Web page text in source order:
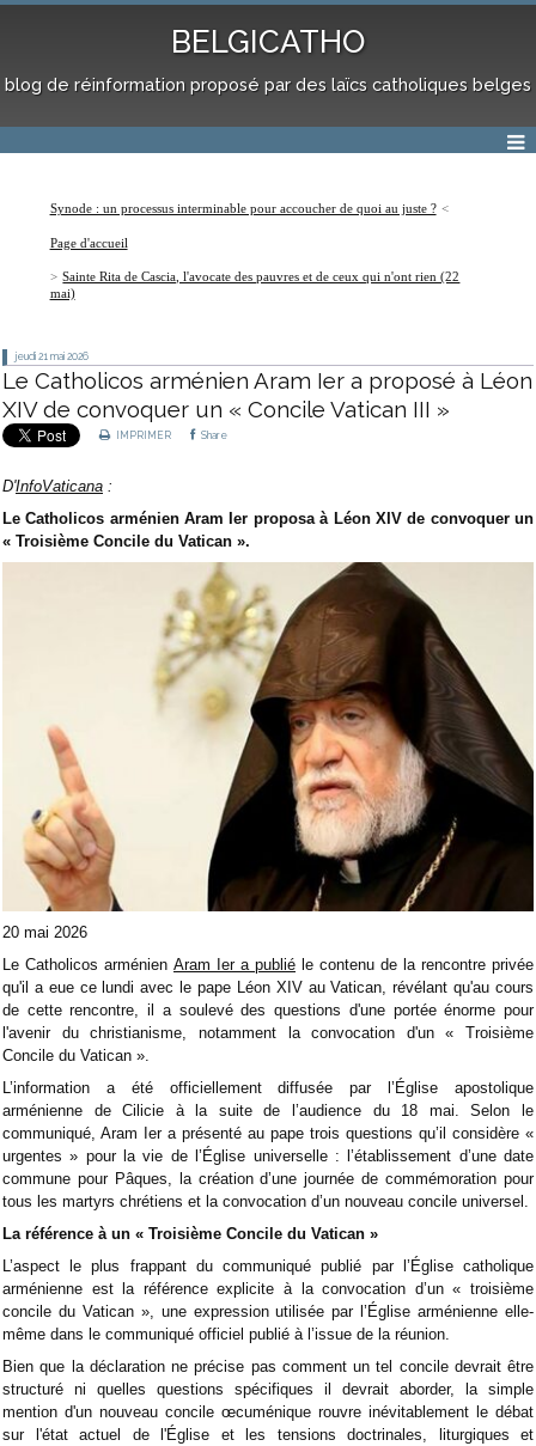
BELGICATHO
blog de réinformation proposé par des laïcs catholiques belges
Synode : un processus interminable pour accoucher de quoi au juste ?
Page d'accueil
Sainte Rita de Cascia, l'avocate des pauvres et de ceux qui n'ont rien (22
mai)
jeudi 21 mai 2026
Le Catholicos arménien Aram Ier a proposé à Léon
XIV de convoquer un « Concile Vatican III »
IMPRIMER Share
D'InfoVaticana :
Le Catholicos arménien Aram Ier proposa à Léon XIV de convoquer un
« Troisième Concile du Vatican ».
20 mai 2026
Le Catholicos arménien Aram Ier a publié le contenu de la rencontre privée
qu'il a eue ce lundi avec le pape Léon XIV au Vatican, révélant qu'au cours
de cette rencontre, il a soulevé des questions d'une portée énorme pour
l'avenir du christianisme, notamment la convocation d'un « Troisième
Concile du Vatican ».
L’information a été officiellement diffusée par l’Église apostolique
arménienne de Cilicie à la suite de l’audience du 18 mai. Selon le
communiqué, Aram Ier a présenté au pape trois questions qu’il considère «
urgentes » pour la vie de l’Église universelle : l’établissement d’une date
commune pour Pâques, la création d’une journée de commémoration pour
tous les martyrs chrétiens et la convocation d’un nouveau concile universel.
La référence à un « Troisième Concile du Vatican »
L’aspect le plus frappant du communiqué publié par l’Église catholique
arménienne est la référence explicite à la convocation d’un « troisième
concile du Vatican », une expression utilisée par l’Église arménienne elle-
même dans le communiqué officiel publié à l’issue de la réunion.
Bien que la déclaration ne précise pas comment un tel concile devrait être
structuré ni quelles questions spécifiques il devrait aborder, la simple
mention d'un nouveau concile œcuménique rouvre inévitablement le débat
sur l'état actuel de l'Église et les tensions doctrinales, liturgiques et